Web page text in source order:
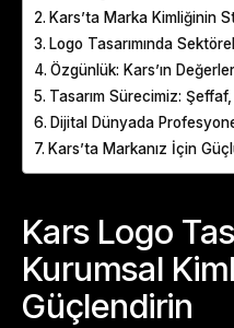
Kars’ta Marka Kimliğinin
Logo Tasarımında Sektörel
Özgünlük: Kars’ın
Tasarım Sürecimiz:
Dijital Dünyada
Kars’ta Markanız İçin
Kars Logo
Kurumsal
Güçlendirin